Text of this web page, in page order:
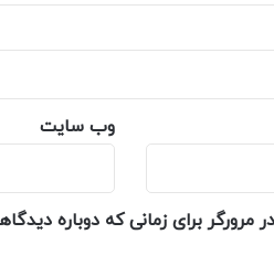
وب‌ سایت
مرورگر برای زمانی که دوباره